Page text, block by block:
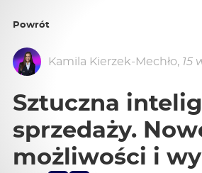
Powrót
Kamila Kierzek-Mechło, 15
Sztuczna
sprzedaży.
możliwości i